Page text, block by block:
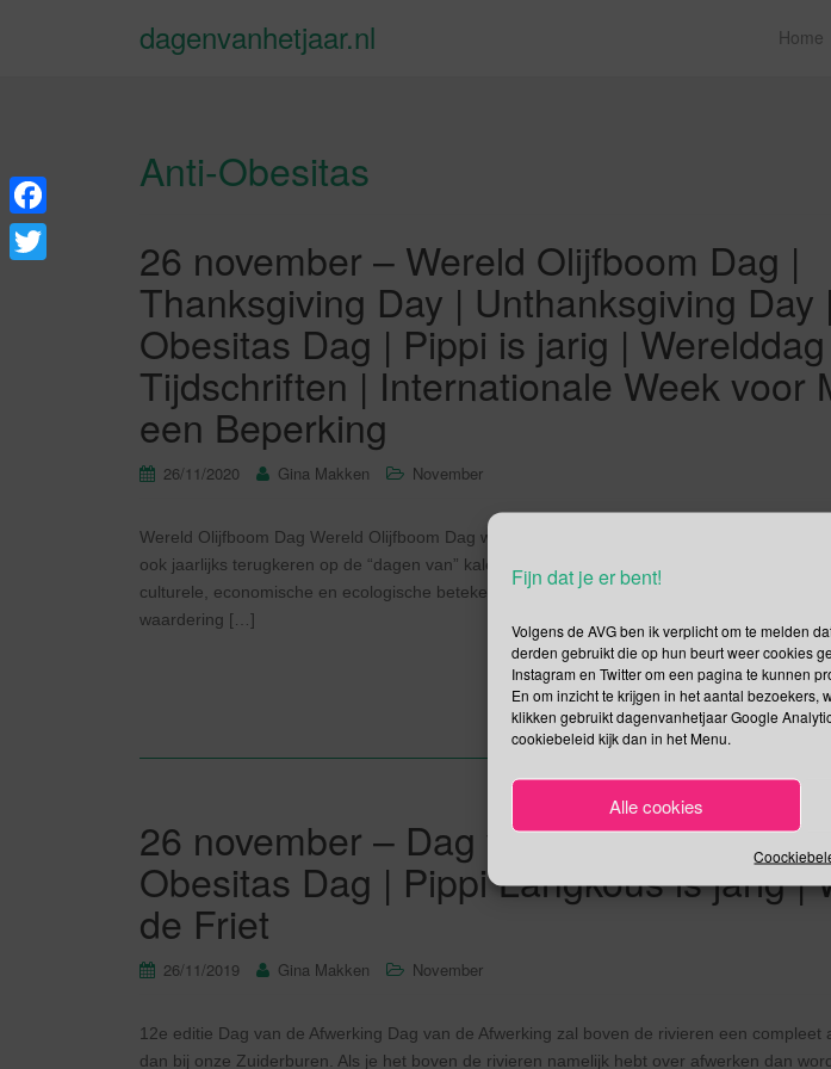
Fijn dat je er bent!
Volgens de AVG ben ik verplicht om te melden
derden gebruikt die op hun beurt weer cookies
Instagram en Twitter om een pagina te kunnen
En om inzicht te krijgen in het aantal bezoekers,
klikken gebruikt dagenvanhetjaar Google
cookiebeleid kijk dan in het Menu.
Alle cookies
dagenvanhetjaar.nl Home
Anti-Obesitas
26 november – Wereld Olijfboom Dag |
Thanksgiving Day | Unthanksgiving Day
Obesitas Dag | Pippi is jarig |
Tijdschriften | Internationale Week voor
een Beperking
26/11/2020 Gina Makken November
Wereld Olijfboom Dag Wereld Olijfboom Dag werd eind vorig jaar uitgeroepen door de
ook jaarlijks terugkeren op de “dagen van” kalender. Het doel van Wereld Olijfboom Dag is
culturele, economische en ecologische betekenis die de olijfboom door eeuwen had en
waardering […]
26 november – Dag van de Afwerking |
Obesitas Dag | Pippi Langkous is jarig |
de Friet
26/11/2019 Gina Makken November
12e editie Dag van de Afwerking Dag van de Afwerking zal boven de rivieren een compleet
dan bij onze Zuiderburen. Als je het boven de rivieren namelijk hebt over afwerken dan
F